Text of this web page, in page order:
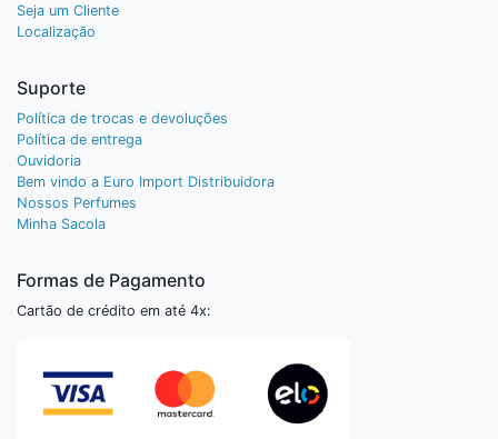
Seja um Cliente
Localização
Suporte
Política de trocas e devoluções
Política de entrega
Ouvidoria
Bem vindo a Euro Import Distribuidora
Nossos Perfumes
Minha Sacola
Formas de Pagamento
Cartão de crédito em até 4x: